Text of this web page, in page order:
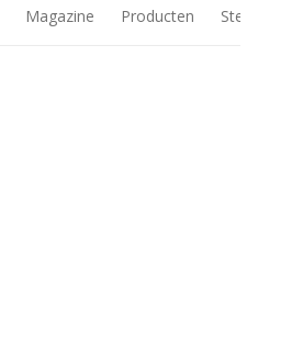
Magazine Producten Steden